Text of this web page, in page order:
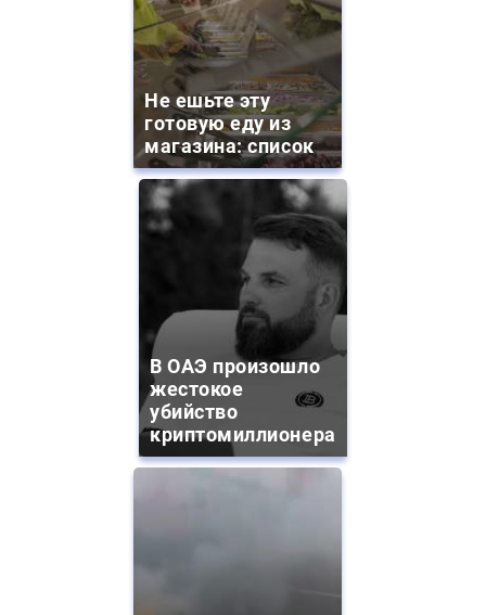
Не ешьте эту
готовую еду из
магазина: список
В ОАЭ произошло
жестокое
убийство
криптомиллионера